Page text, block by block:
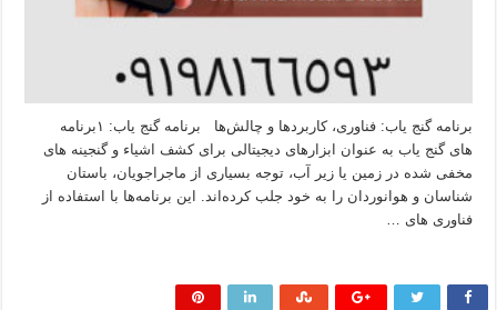
برنامه گنج یاب: فناوری، کاربردها و چالش‌ها برنامه گنج یاب: ۱برنامه‌
های گنج‌ یاب به عنوان ابزارهای دیجیتالی برای کشف اشیاء و گنجینه‌ های
مخفی شده در زمین یا زیر آب، توجه بسیاری از ماجراجویان، باستان‌
شناسان و هوانوردان را به خود جلب کرده‌اند. این برنامه‌ها با استفاده از
فناوری‌ های …